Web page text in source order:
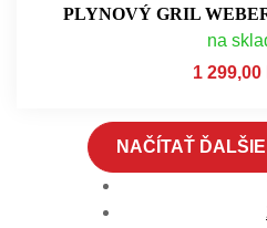
PLYNOVÝ GRIL
na
1 299,00
NAČÍTAŤ